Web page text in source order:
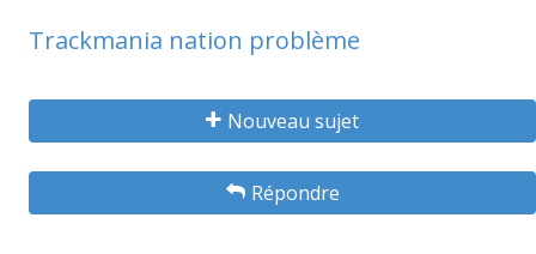
Trackmania nation problème
Nouveau sujet
Répondre